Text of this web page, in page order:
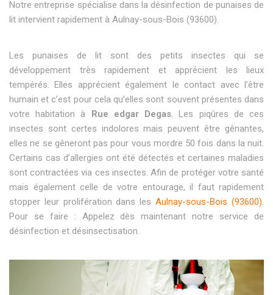
Notre entreprise spécialise dans la désinfection de punaises de
lit intervient rapidement à Aulnay-sous-Bois (93600).
Les punaises de lit sont des petits insectes qui se
développement très rapidement et apprécient les lieux
tempérés. Elles apprécient également le contact avec l’être
humain et c’est pour cela qu’elles sont souvent présentes dans
votre habitation à
Rue edgar Degas. Les piqûres de ces
insectes sont certes indolores mais peuvent être gênantes,
elles ne se gêneront pas pour vous mordre 50 fois dans la nuit.
Certains cas d’allergies ont été détectés et certaines maladies
sont contractées via ces insectes. Afin de protéger votre santé
mais également celle de votre entourage, il faut rapidement
stopper leur prolifération dans lesAulnay-sous-Bois (93600).
Pour se faire : Appelez dès maintenant notre service de
désinfection et désinsectisation.